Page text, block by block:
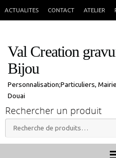
seront
ACTUALITES CONTACT ATELIER
Val Creation
Bijou
Personnalisation;Particuliers,
Douai
Rechercher un produit
Recherche
pour :